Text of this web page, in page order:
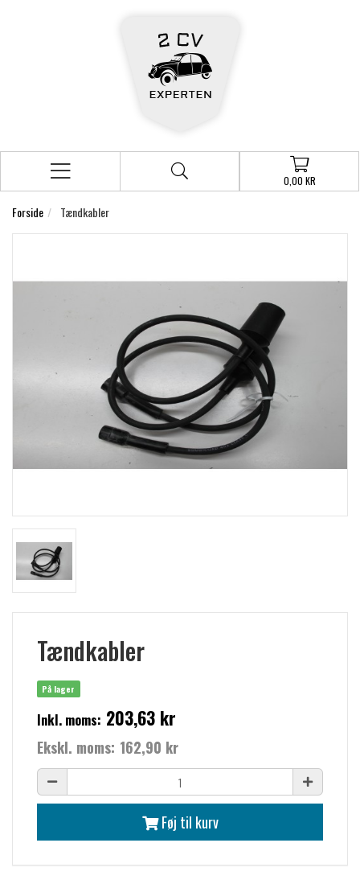
0,00 KR
Forside Tændkabler
Tændkabler
På lager
Inkl. moms: 203,63 kr
Ekskl. moms: 162,90 kr
Føj til kurv